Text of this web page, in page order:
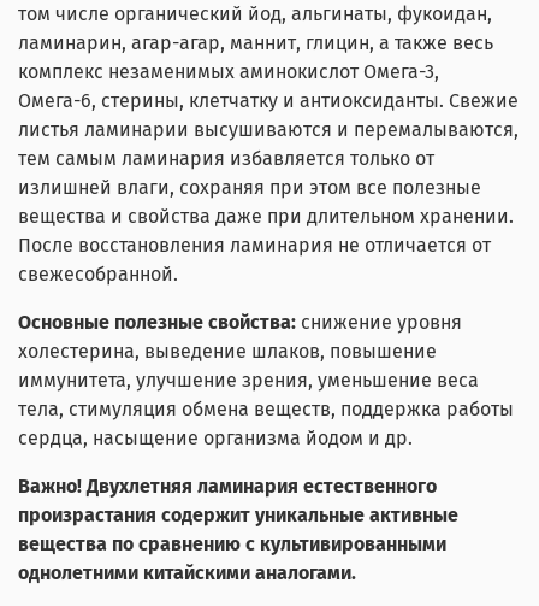
том числе органический йод, альгинаты, фукоидан,
ламинарин, агар-агар, маннит, глицин, а также весь
комплекс незаменимых аминокислот Омега-3,
Омега-6, стерины, клетчатку и антиоксиданты. Свежие
листья ламинарии высушиваются и перемалываются,
тем самым ламинария избавляется только от
излишней влаги, сохраняя при этом все полезные
вещества и свойства даже при длительном хранении.
После восстановления ламинария не отличается от
свежесобранной.
Основные полезные свойства: снижение уровня
холестерина, выведение шлаков, повышение
иммунитета, улучшение зрения, уменьшение веса
тела, стимуляция обмена веществ, поддержка работы
сердца, насыщение организма йодом и др.
Важно! Двухлетняя ламинария естественного
произрастания содержит уникальные активные
вещества по сравнению c культивированными
однолетними китайскими аналогами.